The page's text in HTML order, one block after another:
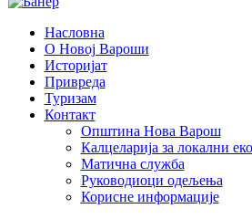
Насловна
О Новој Вароши
Историјат
Привреда
Туризам
Контакт
Општина Нова Варош
Калцеларија за локални
Матична служба
Руководиоци одељења
Корисне информације